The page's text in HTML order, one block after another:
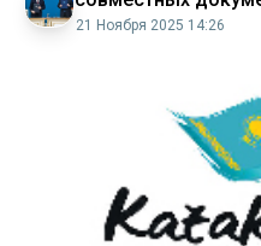
будут
21 Ноября 2025 14:26